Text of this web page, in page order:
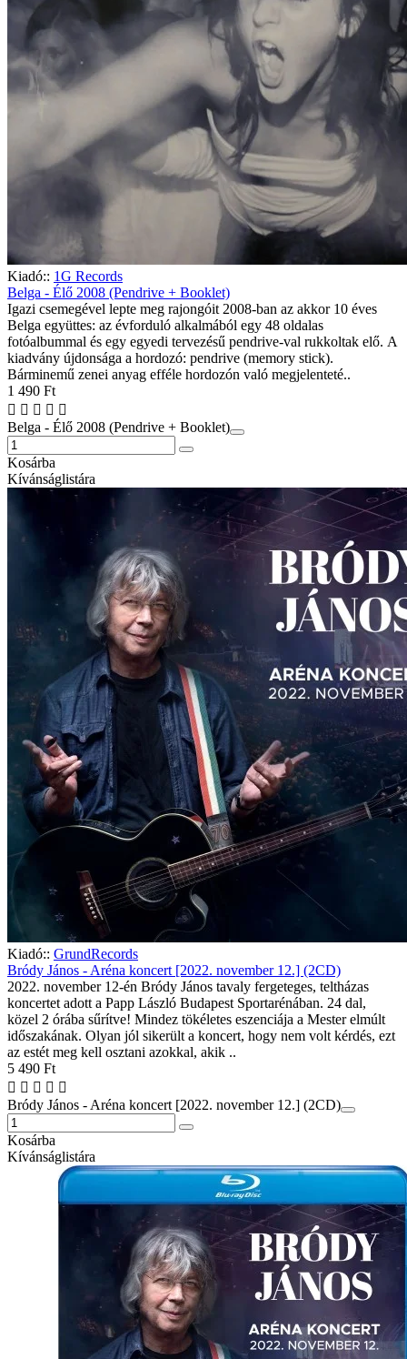
Kiadó:: 1G Records
Belga - Élő 2008 (Pendrive + Booklet)
Igazi csemegével lepte meg rajongóit 2008-ban az akkor 10 éves
Belga együttes: az évforduló alkalmából egy 48 oldalas
fotóalbummal és egy egyedi tervezésű pendrive-val rukkoltak elő. A
kiadvány újdonsága a hordozó: pendrive (memory stick).
Bárminemű zenei anyag efféle hordozón való megjelenteté..
1 490 Ft
Belga - Élő 2008 (Pendrive + Booklet)
Kosárba
Kívánságlistára
Kiadó:: GrundRecords
Bródy János - Aréna koncert [2022. november 12.] (2CD)
2022. november 12-én Bródy János tavaly fergeteges, teltházas
koncertet adott a Papp László Budapest Sportarénában. 24 dal,
közel 2 órába sűrítve! Mindez tökéletes eszenciája a Mester elmúlt
időszakának. Olyan jól sikerült a koncert, hogy nem volt kérdés, ezt
az estét meg kell osztani azokkal, akik ..
5 490 Ft
Bródy János - Aréna koncert [2022. november 12.] (2CD)
Kosárba
Kívánságlistára